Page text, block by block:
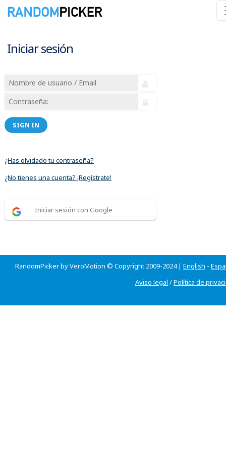
Iniciar sesión
SIGN IN
¿Has olvidado tu contraseña?
¿No tienes una cuenta? ¡Regístrate!
Iniciar sesión con Google
RandomPicker by VeroMotion © Copyright 2009-2024 | English -
Aviso legal /Política de